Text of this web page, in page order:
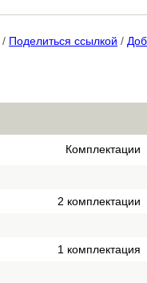
/ Поделиться ссылкой /
Комплектации
2 комплектации
1 комплектация